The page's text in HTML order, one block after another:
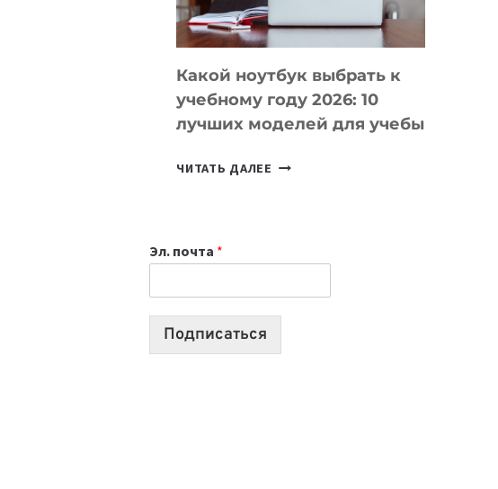
БЕЗ
КОДА
Какой ноутбук выбрать к
учебному году 2026: 10
лучших моделей для учебы
ЧИТАТЬ ДАЛЕЕ КАКОЙ
2026:
10
Эл. почта *
Подписаться